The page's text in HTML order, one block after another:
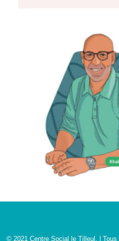
© 2021 Centre Social le Tilleul. | Tous